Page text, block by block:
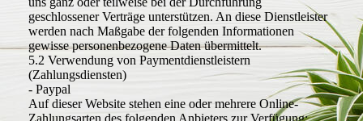
geschlossener Verträge unterstützen. An diese Dienstleister
werden nach Maßgabe der folgenden Informationen
gewisse personenbezogene Daten übermittelt.
5.2 Verwendung von Paymentdienstleistern
(Zahlungsdiensten)
- Paypal
Auf dieser Website stehen eine oder mehrere Online-
Zahlungsarten des folgenden Anbieters zur Verfügung: